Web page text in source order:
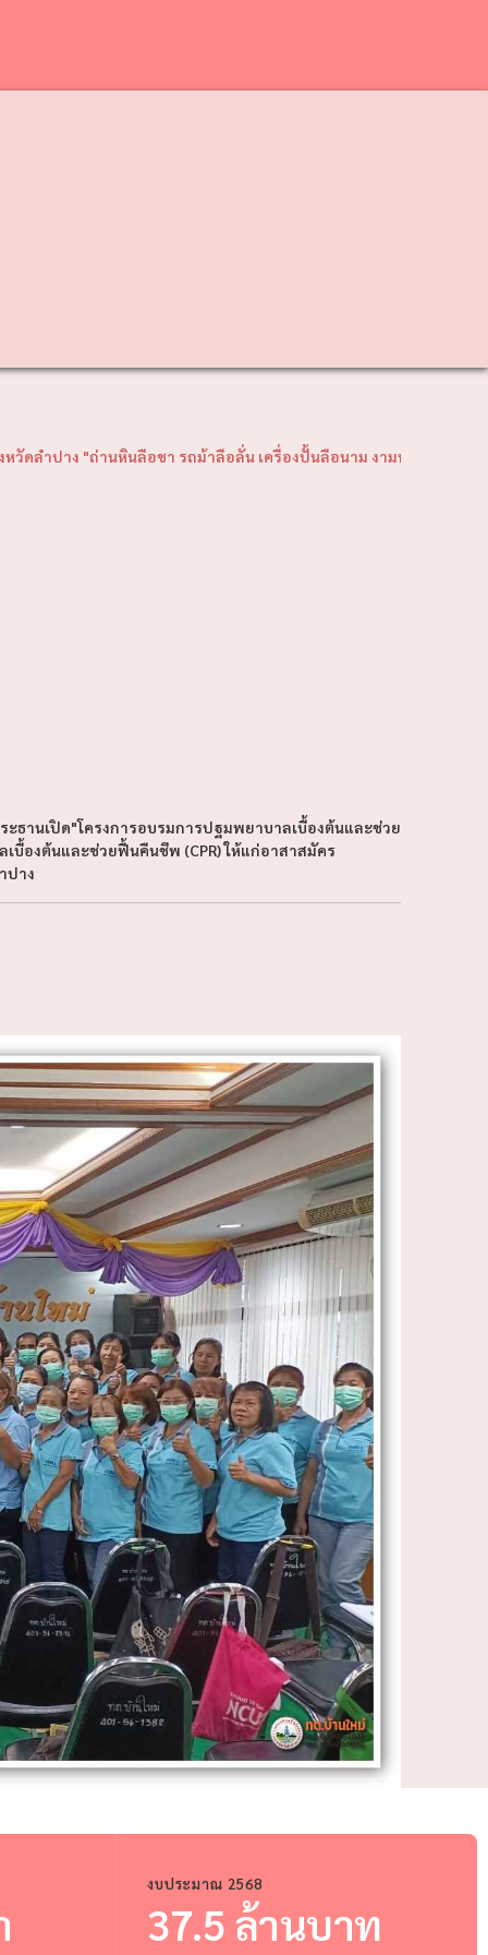
หินลือชา รถม้าลือลั่น เครื่องปั้นลือนาม งามพระธาตุลือไกล ฝึกช้างใช้ลื
ธานเปิด"โครงการอบรมการปฐมพยาบาลเบื้องต้นและช่วย
บื้องต้นและช่วยฟื้นคืนชีพ (CPR) ให้แก่อาสาสมัคร
ปาง
งบประมาณ 2568
37.5 ล้านบาท